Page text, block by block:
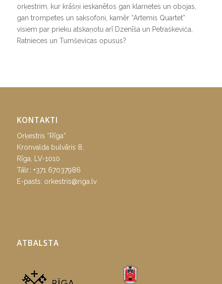
orķestrim, kur krāšņi ieskanētos gan klarnetes un obojas,
gan trompetes un saksofoni, kamēr “Artemis Quartet”
visiem par prieku atskaņotu arī Dzenīša un Petraškeviča,
Ratnieces un Tumševicas opusus?
KONTAKTI
Orķestris “Rīga”
Kronvalda bulvāris 8,
Rīga, LV-1010
Tālr.: +371 67037986
E-pasts: orkestris@riga.lv
ATBALSTA